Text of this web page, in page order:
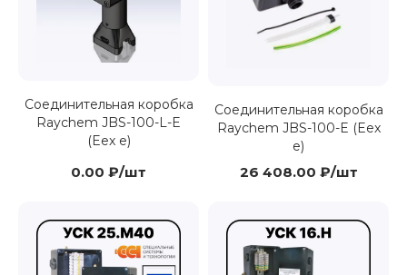
Соединительная коробка
Raychem JBS-100-L-E
(Eex e)
0.00 ₽/шт
Соединительная коробка
Raychem JBS-100-E (Eex
e)
26 408.00 ₽/шт